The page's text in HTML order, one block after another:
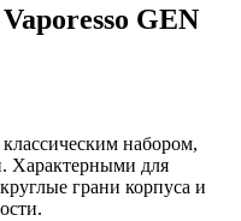
GEN
набором,
Характерными для
грани корпуса и